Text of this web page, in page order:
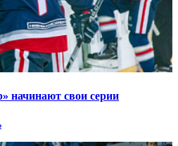
начинают свои серии